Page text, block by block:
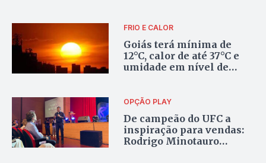
FRIO E CALOR
Goiás terá mínima de
12°C, calor de até 37°C e
umidade em nível de
OPÇÃO PLAY
De campeão do UFC a
inspiração para vendas:
Rodrigo Minotauro